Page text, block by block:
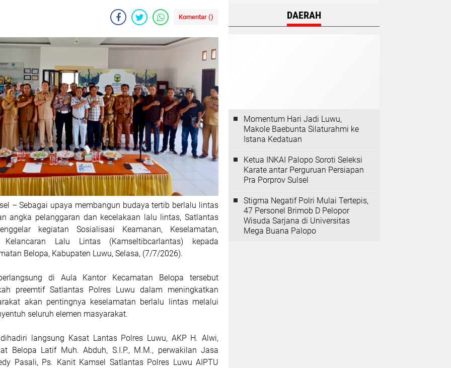
Komentar ()
– Sebagai upaya membangun budaya tertib berlalu lintas
angka pelanggaran dan kecelakaan lalu lintas, Satlantas
kegiatan Sosialisasi Keamanan, Keselamatan,
Kelancaran Lalu Lintas (Kamseltibcarlantas) kepada
Belopa, Kabupaten Luwu, Selasa, (7/7/2026).
di Aula Kantor Kecamatan Belopa tersebut
preemtif Satlantas Polres Luwu dalam meningkatkan
akan pentingnya keselamatan berlalu lintas melalui
seluruh elemen masyarakat.
langsung Kasat Lantas Polres Luwu, AKP H. Alwi,
Belopa Latif Muh. Abduh, S.I.P., M.M., perwakilan Jasa
Pasali, Ps. Kanit Kamsel Satlantas Polres Luwu AIPTU
DAERAH
Momentum Hari Jadi Luwu,
Makole Baebunta Silaturahmi ke
Istana Kedatuan
Ketua INKAI Palopo Soroti Seleksi
Karate antar Perguruan Persiapan
Pra Porprov Sulsel
Stigma Negatif Polri Mulai Tertepis,
47 Personel Brimob D Pelopor
Wisuda Sarjana di Universitas
Mega Buana Palopo